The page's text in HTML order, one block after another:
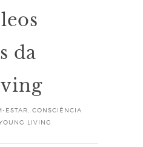
da
ESTAR
CONSCIÊNCIA
LIVING